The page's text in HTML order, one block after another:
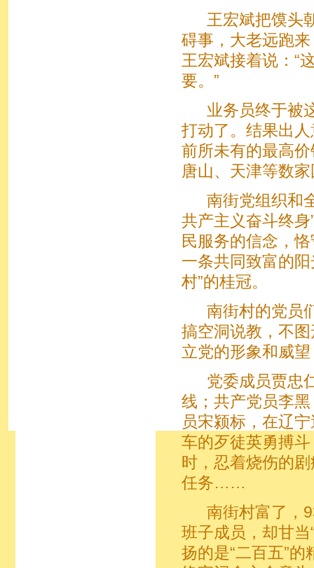
王宏斌把馍头朝
碍事，大老远跑
王宏斌接着说：“
要。”
业务员终于被这
打动了。结果出
前所未有的最高
唐山、天津等数
南街党组织和全
共产主义奋斗终
民服务的信念，
一条共同致富的
村”的桂冠。
南街村的党员们
搞空洞说教，不
立党的形象和威
党委成员贾忠仁
线；共产党员李
员宋颍标，在辽
车的歹徒英勇搏
时，忍着烧伤的
任务……
南街村富了，
班子成员，却甘
扬的是“二百五”